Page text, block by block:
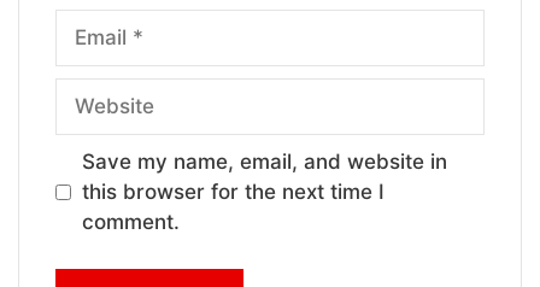
Email
Website
Save my name, email, and website in
this browser for the next time I
comment.